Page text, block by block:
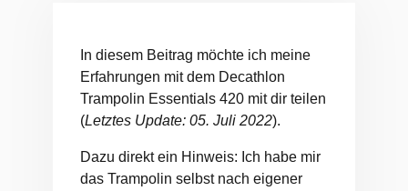
In diesem Beitrag möchte ich meine
Erfahrungen mit dem Decathlon
Trampolin Essentials 420 mit dir teilen
(Letztes Update: 05. Juli 2022).
Dazu direkt ein Hinweis: Ich habe mir
das Trampolin selbst nach eigener